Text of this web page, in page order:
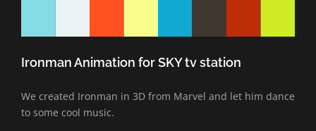
Ironman Animation for SKY tv station
We created Ironman in 3D from Marvel and let him dance
to some cool music.